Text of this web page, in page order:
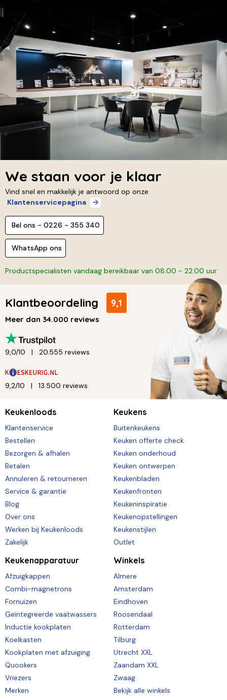
We staan voor je klaar
Vind snel en makkelijk je antwoord op onze
Klantenservicepagina
Bel ons - 0226 - 355 340
WhatsApp ons
Productspecialisten vandaag bereikbaar van 08:00 - 22:00 uur
Klantbeoordeling 9,1
Meer dan 34.000 reviews
9,0/10 20.555 reviews
9,2/10 13.500 reviews
Keukenloods
Klantenservice
Bestellen
Bezorgen & afhalen
Betalen
Annuleren & retourneren
Service & garantie
Blog
Over ons
Werken bij Keukenloods
Zakelijk
Keukens
Buitenkeukens
Keuken offerte check
Keuken onderhoud
Keuken ontwerpen
Keukenbladen
Keukenfronten
Keukeninspiratie
Keukenopstellingen
Keukenstijlen
Outlet
Keukenapparatuur
Afzuigkappen
Combi-magnetrons
Fornuizen
Geïntegreerde vaatwassers
Inductie kookplaten
Koelkasten
Kookplaten met afzuiging
Quookers
Vriezers
Merken
Winkels
Almere
Amsterdam
Eindhoven
Roosendaal
Rotterdam
Tilburg
Utrecht XXL
Zaandam XXL
Zwaag
Bekijk alle winkels